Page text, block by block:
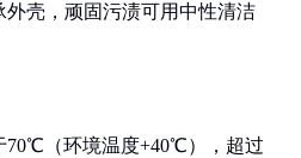
壳，顽固污渍可用中性清洁
70℃（环境温度+40℃），超过